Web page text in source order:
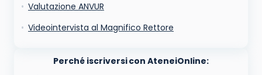
Valutazione ANVUR
Videointervista al Magnifico Rettore
Perché iscriversi con AteneiOnline: